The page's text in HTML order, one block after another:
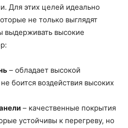
Для этих целей идеально
не только выглядят
выдерживать высокие
– обладает высокой
боится воздействия высоких
– качественные покрытия
устойчивы к перегреву, но